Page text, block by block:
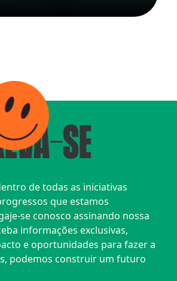
SE
de todas as iniciativas
que estamos
se conosco assinando nossa
informações exclusivas,
e oportunidades para fazer a
podemos construir um futuro